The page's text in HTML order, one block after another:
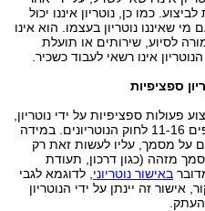
כמו כן, נוטריון איננו יכול
שאיננו נוטריון בעצמו. הוא אינו
לסיוע, שירותים או תועלת
אינו רשאי לעבוד כשכיר.
ספציפיות
פעולות ספציפיות על ידי נוטריון,
חלים על הפעולות המפורטות בסעיפים 11-16 לחוק הנוטריונים. במידה
על מסמך, עליו לעשות זאת רק
מזהה (כגון דרכון, תעודת
באישור נוטריוני , לדוגמא לגבי
זה יינתן על ידי הנוטריון